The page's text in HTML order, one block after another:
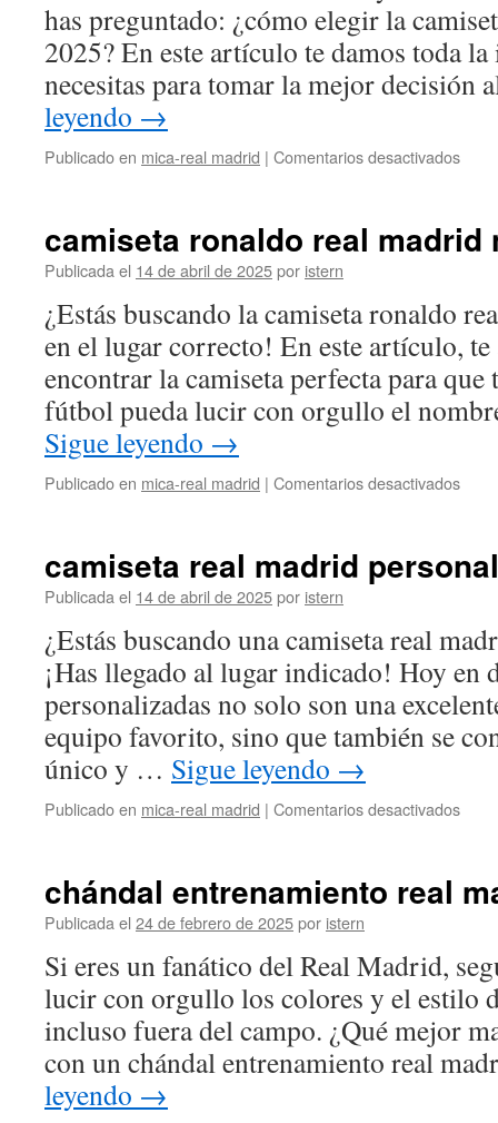
EN
LA
ES
has preguntado: ¿cómo elegir la
2025? En este artículo te damos toda
necesitas para tomar la mejor
leyendo →
Publicado en mica-real madrid | Comentarios desactivadosen
2024
camiseta ronaldo real madrid
Publicada el 14 de abril de 2025por istern
¿Estás buscando la camiseta ronaldo
en el lugar correcto! En este artículo, te
encontrar la camiseta perfecta para
fútbol pueda lucir con orgullo el
Sigue leyendo →
Publicado en mica-real madrid | Comentarios desactivadosen
camiseta real madrid
Publicada el 14 de abril de 2025por istern
¿Estás buscando una camiseta real
¡Has llegado al lugar indicado! Hoy en
personalizadas no solo son una
equipo favorito, sino que también se
único y … Sigue leyendo →
Publicado en mica-real madrid | Comentarios desactivadosen
chándal entrenamiento real
Publicada el 24 de febrero de 2025por istern
Si eres un fanático del Real Madrid,
lucir con orgullo los colores y el estilo
incluso fuera del campo. ¿Qué mejor
con un chándal entrenamiento real
leyendo →